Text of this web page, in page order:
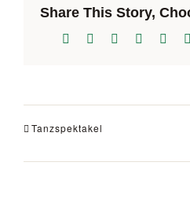
Share This Story,
Facebook RedditLinkedIn
Tanzspektakel